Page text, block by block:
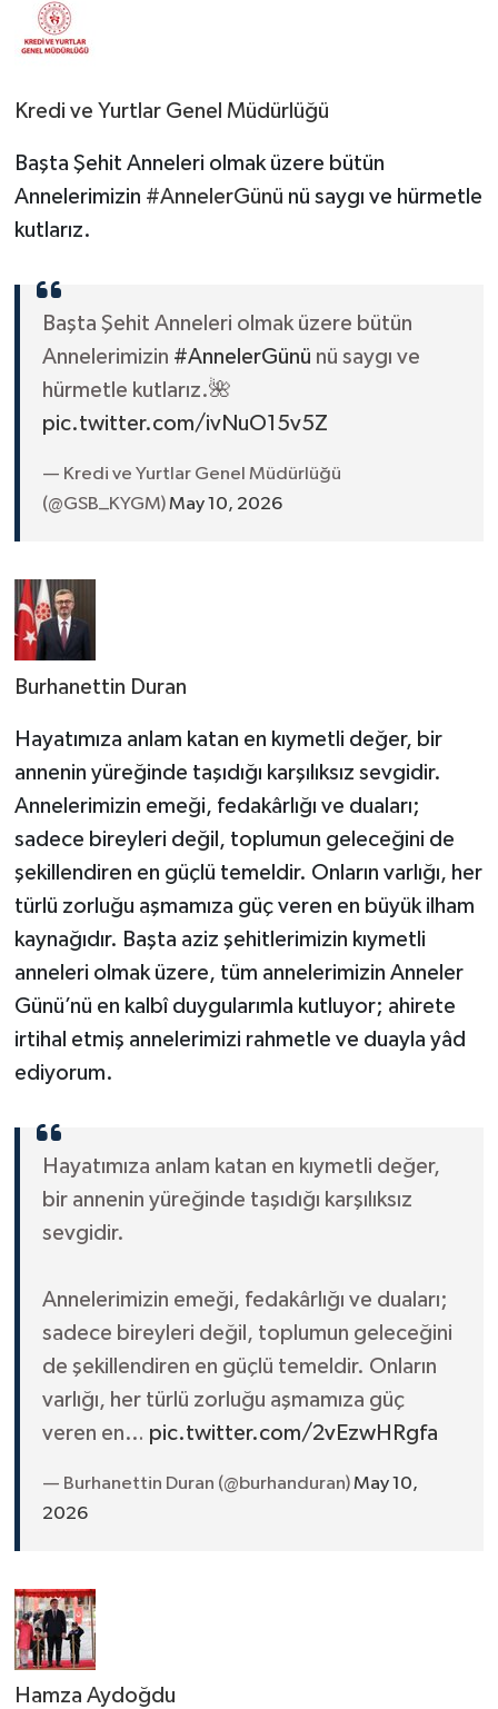
Kredi ve Yurtlar Genel Müdürlüğü
Başta Şehit Anneleri olmak üzere bütün
Annelerimizin #AnnelerGünü nü saygı ve hürmetle
kutlarız.
Başta Şehit Anneleri olmak üzere bütün
Annelerimizin #AnnelerGünü nü saygı ve
hürmetle kutlarız.🌺
pic.twitter.com/ivNuO15v5Z
— Kredi ve Yurtlar Genel Müdürlüğü
(@GSB_KYGM)May 10, 2026
Burhanettin Duran
Hayatımıza anlam katan en kıymetli değer, bir
annenin yüreğinde taşıdığı karşılıksız sevgidir.
Annelerimizin emeği, fedakârlığı ve duaları;
sadece bireyleri değil, toplumun geleceğini de
şekillendiren en güçlü temeldir. Onların varlığı, her
türlü zorluğu aşmamıza güç veren en büyük ilham
kaynağıdır. Başta aziz şehitlerimizin kıymetli
anneleri olmak üzere, tüm annelerimizin Anneler
Günü’nü en kalbî duygularımla kutluyor; ahirete
irtihal etmiş annelerimizi rahmetle ve duayla yâd
ediyorum.
Hayatımıza anlam katan en kıymetli değer,
bir annenin yüreğinde taşıdığı karşılıksız
sevgidir.
Annelerimizin emeği, fedakârlığı ve duaları;
sadece bireyleri değil, toplumun geleceğini
de şekillendiren en güçlü temeldir. Onların
varlığı, her türlü zorluğu aşmamıza güç
veren en… pic.twitter.com/2vEzwHRgfa
— Burhanettin Duran (@burhanduran)May 10,
2026
Hamza Aydoğdu